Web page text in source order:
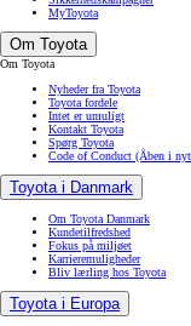
MyToyota
Om Toyota
Om Toyota
Nyheder fra Toyota
Toyota fordele
Intet er umuligt
Kontakt Toyota
Spørg Toyota
Code of Conduct (Åben i
Toyota i Danmark
Om Toyota Danmark
Kundetilfredshed
Fokus på miljøet
Karrieremuligheder
Bliv lærling hos Toyota
Toyota i Europa